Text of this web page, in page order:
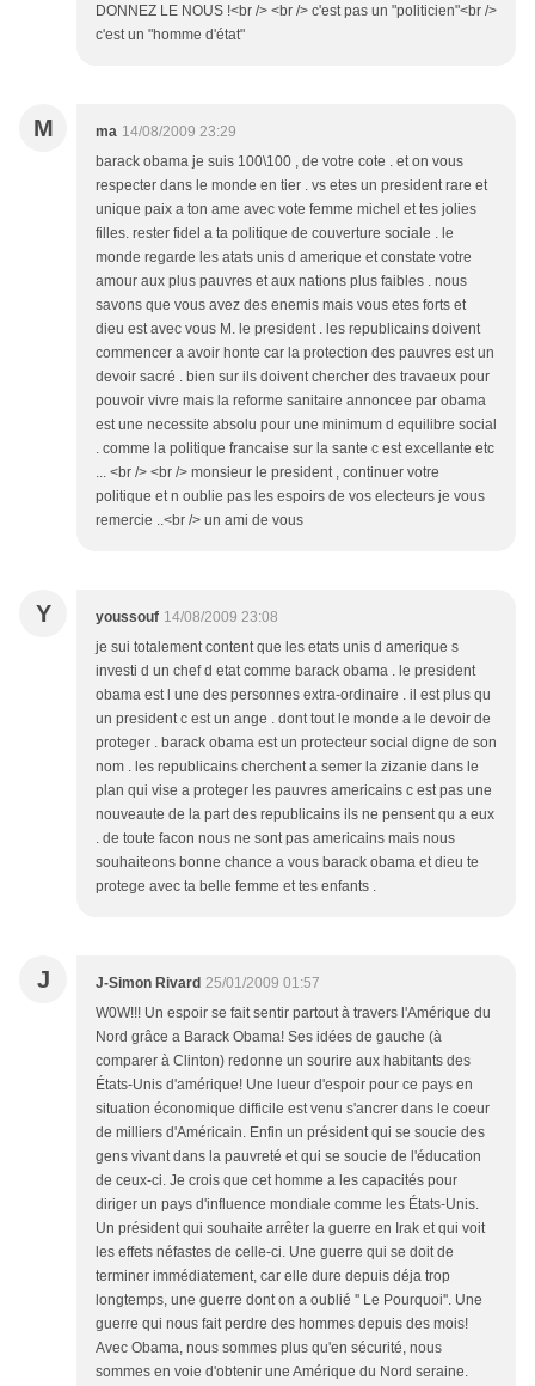
DONNEZ LE NOUS !<br /> <br /> c'est pas un "politicien"<br />
c'est un "homme d'état"
M ma 14/08/2009 23:29
barack obama je suis 100\100 , de votre cote . et on vous
respecter dans le monde en tier . vs etes un president rare et
unique paix a ton ame avec vote femme michel et tes jolies
filles. rester fidel a ta politique de couverture sociale . le
monde regarde les atats unis d amerique et constate votre
amour aux plus pauvres et aux nations plus faibles . nous
savons que vous avez des enemis mais vous etes forts et
dieu est avec vous M. le president . les republicains doivent
commencer a avoir honte car la protection des pauvres est un
devoir sacré . bien sur ils doivent chercher des travaeux pour
pouvoir vivre mais la reforme sanitaire annoncee par obama
est une necessite absolu pour une minimum d equilibre social
. comme la politique francaise sur la sante c est excellante etc
... <br /> <br /> monsieur le president , continuer votre
politique et n oublie pas les espoirs de vos electeurs je vous
remercie ..<br /> un ami de vous
Y youssouf 14/08/2009 23:08
je sui totalement content que les etats unis d amerique s
investi d un chef d etat comme barack obama . le president
obama est l une des personnes extra-ordinaire . il est plus qu
un president c est un ange . dont tout le monde a le devoir de
proteger . barack obama est un protecteur social digne de son
nom . les republicains cherchent a semer la zizanie dans le
plan qui vise a proteger les pauvres americains c est pas une
nouveaute de la part des republicains ils ne pensent qu a eux
. de toute facon nous ne sont pas americains mais nous
souhaiteons bonne chance a vous barack obama et dieu te
protege avec ta belle femme et tes enfants .
J J-Simon Rivard 25/01/2009 01:57
W0W!!! Un espoir se fait sentir partout à travers l'Amérique du
Nord grâce a Barack Obama! Ses idées de gauche (à
comparer à Clinton) redonne un sourire aux habitants des
États-Unis d'amérique! Une lueur d'espoir pour ce pays en
situation économique difficile est venu s'ancrer dans le coeur
de milliers d'Américain. Enfin un président qui se soucie des
gens vivant dans la pauvreté et qui se soucie de l'éducation
de ceux-ci. Je crois que cet homme a les capacités pour
diriger un pays d'influence mondiale comme les États-Unis.
Un président qui souhaite arrêter la guerre en Irak et qui voit
les effets néfastes de celle-ci. Une guerre qui se doit de
terminer immédiatement, car elle dure depuis déja trop
longtemps, une guerre dont on a oublié '' Le Pourquoi''. Une
guerre qui nous fait perdre des hommes depuis des mois!
Avec Obama, nous sommes plus qu'en sécurité, nous
sommes en voie d'obtenir une Amérique du Nord seraine.